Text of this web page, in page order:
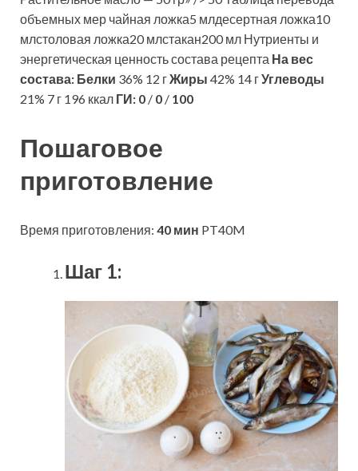
объемных мер чайная ложка5 млдесертная ложка10
млстоловая ложка20 млстакан200 мл Нутриенты и
энергетическая ценность состава рецепта На вес
состава: Белки 36% 12 гЖиры 42% 14 гУглеводы
21% 7 г 196 ккал ГИ: 0 / 0 / 100
Пошаговое
приготовление
Время приготовления: 40 мин PT40M
Шаг 1: